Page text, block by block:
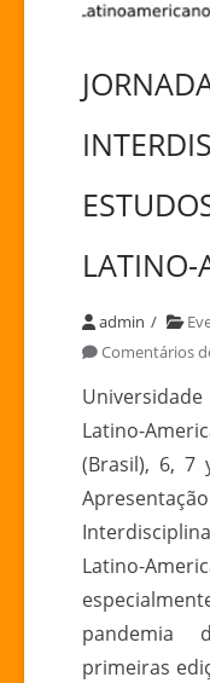
LATINO-
admin
Comentários
Latino-
(Brasil), 6, 7
Latino-
pandemia
primeiras